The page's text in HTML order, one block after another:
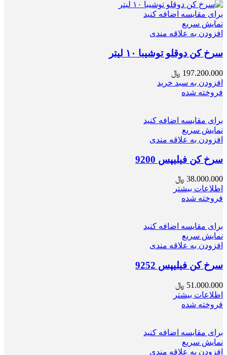
برای مقایسه اضافه کنید
نمایش سریع
افزودن به علاقه مندی
سرخ کن دوقلو توشیبا ۱۰ لیتر
197.200.000 ﷼
افزودن به سبد خرید
فروخته شده
برای مقایسه اضافه کنید
نمایش سریع
افزودن به علاقه مندی
سرخ کن فیلیپس 9200
38.000.000 ﷼
اطلاعات بیشتر
فروخته شده
برای مقایسه اضافه کنید
نمایش سریع
افزودن به علاقه مندی
سرخ کن فیلیپس 9252
51.000.000 ﷼
اطلاعات بیشتر
فروخته شده
برای مقایسه اضافه کنید
نمایش سریع
افزودن به علاقه مندی